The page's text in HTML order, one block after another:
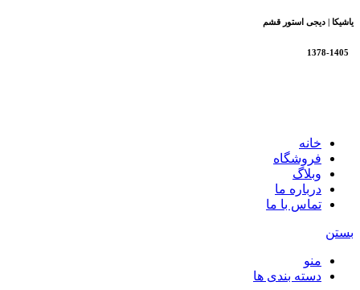
یاشیکا | دیجی استور قشم
خانه
فروشگاه
وبلاگ
درباره ما
تماس با ما
بستن
منو
دسته بندی ها